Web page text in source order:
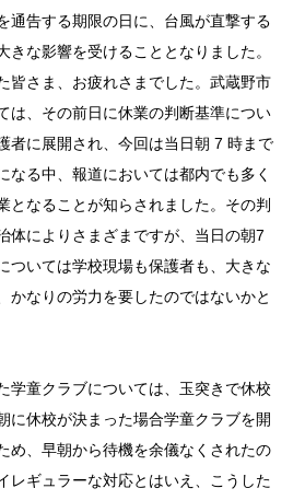
通告する期限の日に、台風が直撃する
きな影響を受けることとなりました。
皆さま、お疲れさまでした。武蔵野市
は、その前日に休業の判断基準につい
者に展開され、今回は当日朝 7 時まで
なる中、報道においては都内でも多く
となることが知らされました。その判
体によりさまざまですが、当日の朝7
ついては学校現場も保護者も、大きな
かなりの労力を要したのではないかと
学童クラブについては、玉突きで休校
に休校が決まった場合学童クラブを開
め、早朝から待機を余儀なくされたの
レギュラーな対応とはいえ、こうした